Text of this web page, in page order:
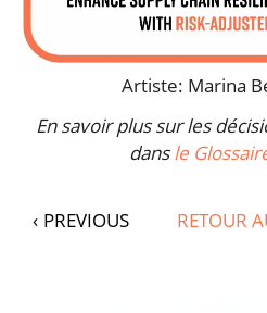
Artiste: Marina
En savoir plus sur les
dansle
‹ PREVIOUS RETOUR